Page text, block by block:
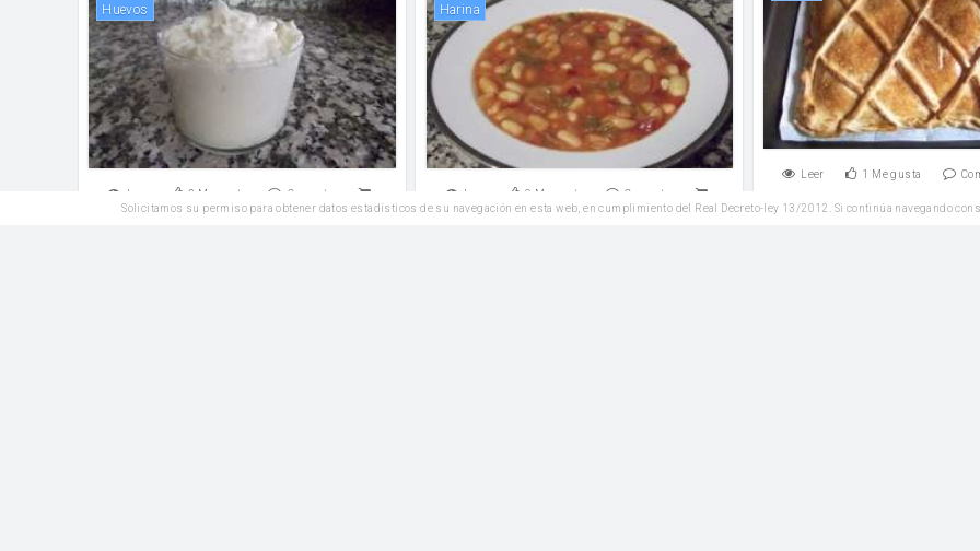
Leer 1 Me gusta
huevos
Leer 2 Me gusta Comentar
harina
Leer 0 Me gusta Comentar
Solicitamos su permiso para obtener datos estadísticos de su navegación en esta web, en cumplimiento del Real Decreto-ley 13/2012. Si continúa navegando